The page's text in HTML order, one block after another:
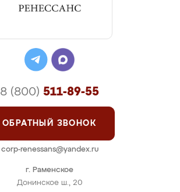
г. Раменское
Донинское ш., 20
8 (800) 511-89-55
ОБРАТНЫЙ ЗВОНОК
corp-renessans@yandex.ru